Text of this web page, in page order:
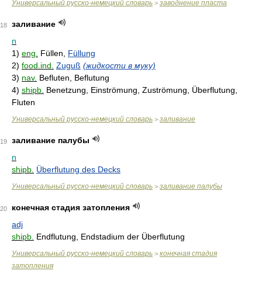
Универсальный русско-немецкий словарь > заводнение пласта
18
заливание
n
1) eng. Füllen, Füllung
2) food.ind. Zuguß (жидкости в муку)
3) nav. Befluten, Beflutung
4) shipb. Benetzung, Einströmung, Zuströmung, Überflutung,
Fluten
Универсальный русско-немецкий словарь > заливание
19
заливание палубы
n
shipb. Überflutung des Decks
Универсальный русско-немецкий словарь > заливание палубы
20
конечная стадия затопления
adj
shipb. Endflutung, Endstadium der Überflutung
Универсальный русско-немецкий словарь > конечная стадия
затопления